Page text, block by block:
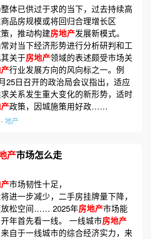
体已供过于求的当下，过去持续高
品房规模或将回归合理增长区
，推动构建房地产发展新模式。
对当下经济形势进行分析研判和工
关于房地产领域的表述颇受市场关
行业发展方向的风向标之一。例
25日召开的政治局会议指出，适应
关系发生重大变化的新形势，适时
政策，因城施策用好政……
地产
产市场怎么走
市场韧性十足，
进一步减少，二手房挂牌量下降，
放松空间…… 2025年房地产市场能
年首先看一线。 一线城市房地产
自于一线城市的综合经济实力，来